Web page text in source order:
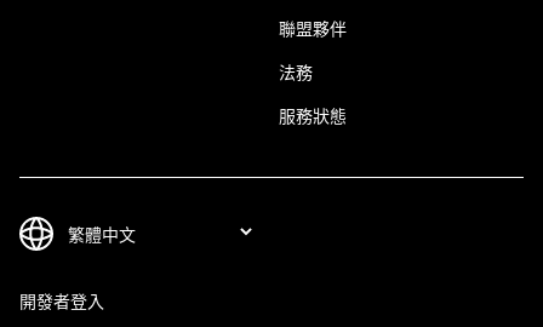
聯盟夥伴
法務
服務狀態
開發者登入